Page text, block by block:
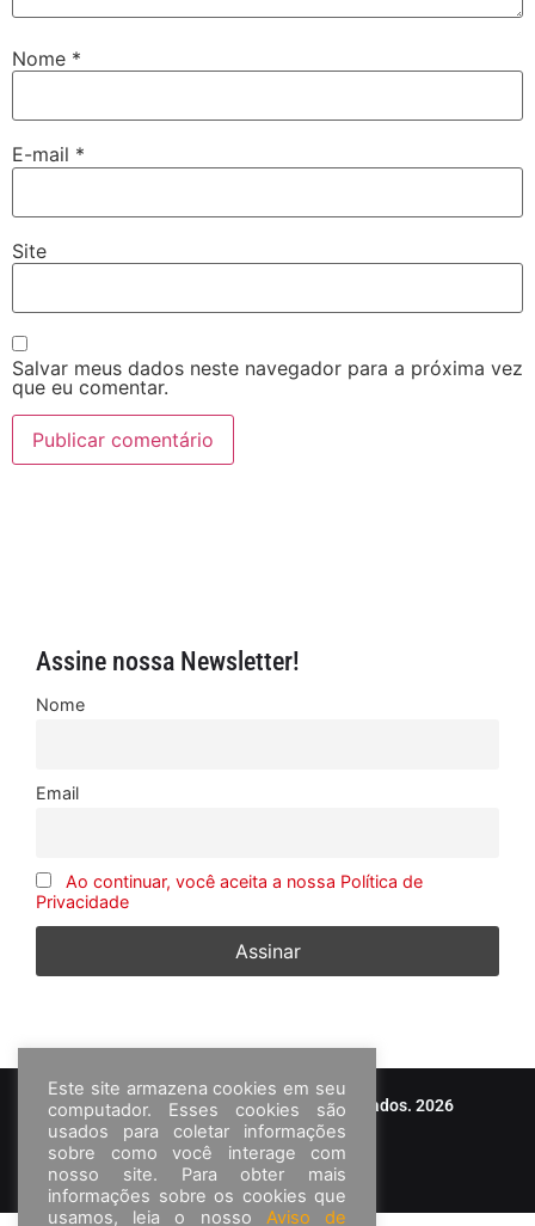
Nome *
E-mail *
Site
Salvar meus dados neste navegador para a próxima vez
que eu comentar.
Assine nossa Newsletter!
Nome
Email
Ao continuar, você aceita a nossa Política de
Privacidade
© Frota&Cia - Todos os direitos reservados. 2026
Este site armazena cookies em seu
computador. Esses cookies são
usados para coletar informações
sobre como você interage com
nosso site. Para obter mais
informações sobre os cookies que
usamos, leia o nosso Aviso de